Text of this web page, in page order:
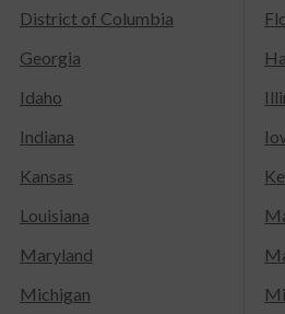
District of Columbia
Georgia
Idaho
Indiana
Kansas
Louisiana
Maryland
Michigan